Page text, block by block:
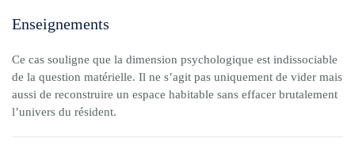
Enseignements
Ce cas souligne que la dimension psychologique est indissociable
de la question matérielle. Il ne s’agit pas uniquement de vider mais
aussi de reconstruire un espace habitable sans effacer brutalement
l’univers du résident.